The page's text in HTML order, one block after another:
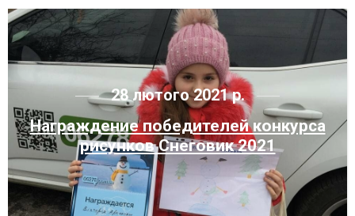
28 лютого 2021 р.
Награждение победителей конкурса
рисунков Снеговик 2021